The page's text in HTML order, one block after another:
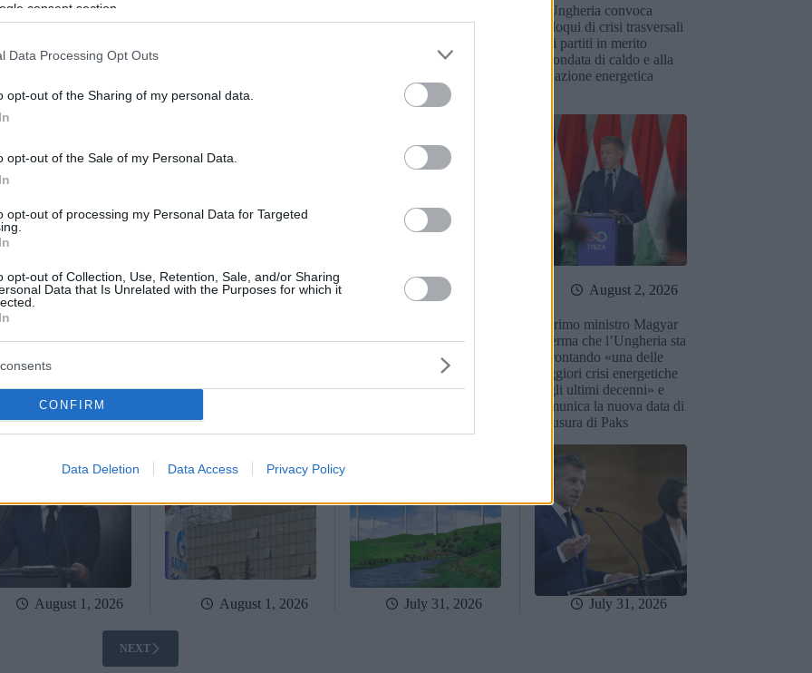
consent section.
Data Processing Opt Outs
opt-out of the Sharing of my personal data.
opt-out of the Sale of my Personal Data.
opt-out of processing my Personal Data for Targeted
opt-out of Collection, Use, Retention, Sale, and/or Sharing
Data that Is Unrelated with the Purposes for which it
CONFIRM
Data Deletion Data Access Privacy Policy
Magyar in merito a
interventi più
e alle misure di
August 4, 2026
giorni decisivi», afferma
August 3, 2026
ministro Péter Magyar: la
potrebbe rimanere in
August 3, 2026
L’Ungheria convoca
colloqui di crisi trasversali
tra i partiti in merito
all’ondata di caldo e alla
situazione energetica
August 2, 2026
si prepara a
energetiche di
di Paks potrebbe
questo fine
August 1, 2026
discuterà di un importante
Magyar e Vladimir Putin
August 1, 2026
annuncia uno dei più
grandi programmi di
investimento nelle energie
rinnovabili degli ultimi
July 31, 2026
Il primo ministro Magyar
afferma che l’Ungheria sta
affrontando «una delle
peggiori crisi energetiche
degli ultimi decenni» e
comunica la nuova data di
chiusura di Paks
July 31, 2026
NEXT